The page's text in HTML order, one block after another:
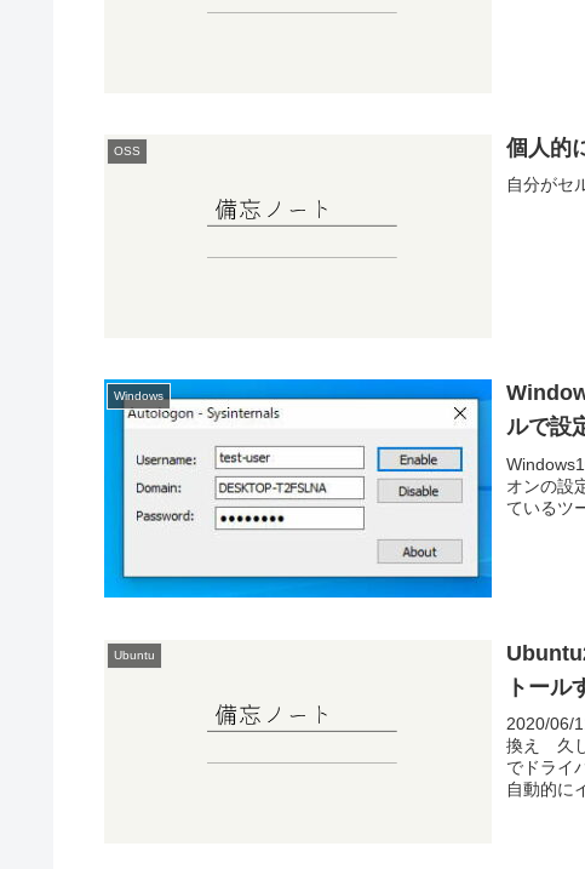
OSS 個人的
自分がセ
Windows
ルで設
オンの設
ているツ
Ubuntu
トール
2020/06/
換え 久
でドライ
自動的に